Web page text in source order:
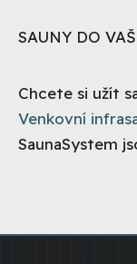
SAUNY DO
Chcete si užít
Venkovní
SaunaSystem